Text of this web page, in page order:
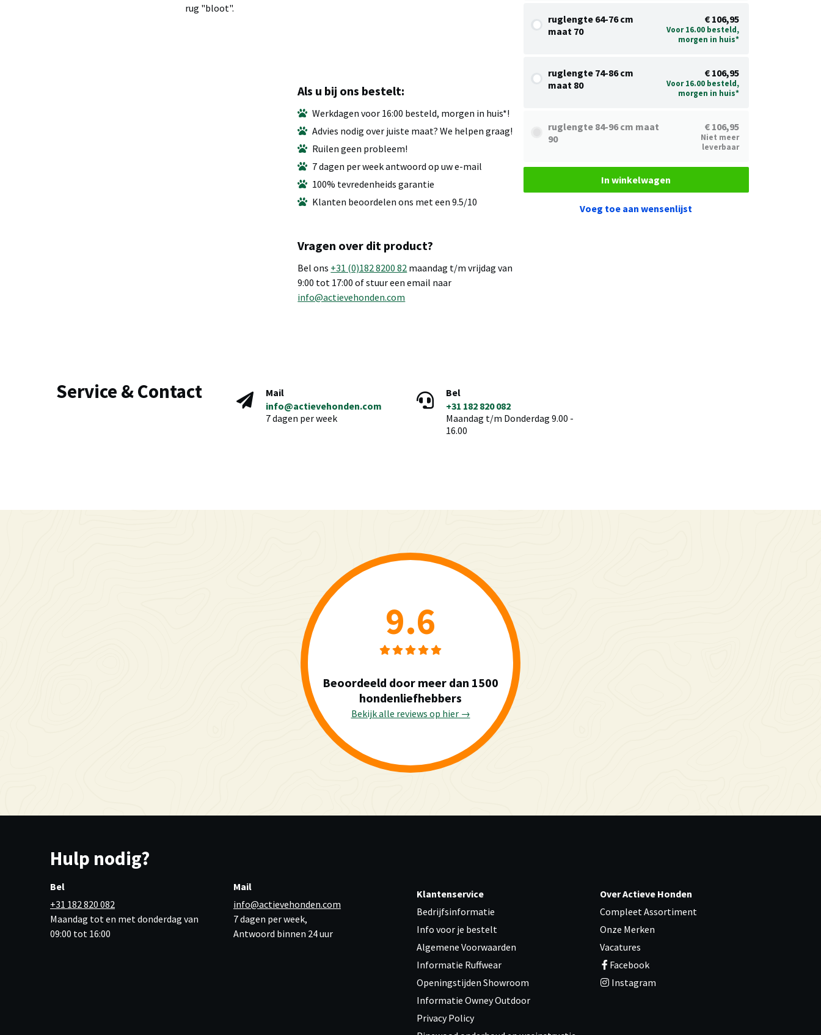
ruglengte 64-76 cm
maat 70
€ 106,95
Voor 16.00 besteld,
morgen in huis*
ruglengte 74-86 cm
maat 80
€ 106,95
Voor 16.00 besteld,
morgen in huis*
ruglengte 84-96 cm maat
90
€ 106,95
Niet meer
leverbaar
In winkelwagen
Voeg toe aan wensenlijst
rug "bloot".
Als u bij ons bestelt:
Werkdagen voor 16:00 besteld, morgen in huis*!
Advies nodig over juiste maat? We helpen graag!
Ruilen geen probleem!
7 dagen per week antwoord op uw e-mail
100% tevredenheids garantie
Klanten beoordelen ons met een 9.5/10
Vragen over dit product?
Bel ons +31 (0)182 8200 82 maandag t/m vrijdag van
9:00 tot 17:00 of stuur een email naar
info@actievehonden.com
Service & Contact
Mail
info@actievehonden.com
7 dagen per week
Bel
+31 182 820 082
Maandag t/m Donderdag 9.00 -
16.00
9.6
Beoordeeld door meer dan 1500
hondenliefhebbers
Bekijk alle reviews op hier →
Hulp nodig?
Bel
+31 182 820 082
Maandag tot en met donderdag van
09:00 tot 16:00
Mail
info@actievehonden.com
7 dagen per week,
Antwoord binnen 24 uur
Klantenservice
Bedrijfsinformatie
Info voor je bestelt
Algemene Voorwaarden
Informatie Ruffwear
Openingstijden Showroom
Informatie Owney Outdoor
Privacy Policy
Over Actieve Honden
Compleet Assortiment
Onze Merken
Vacatures
Facebook
Instagram